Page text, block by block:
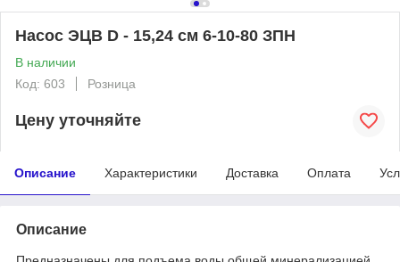
Насос ЭЦВ D - 15,24 см 6-10-80 ЗПН
В наличии
Код: 603
Розница
Цену уточняйте
Описание Характеристики Доставка Оплата
Описание